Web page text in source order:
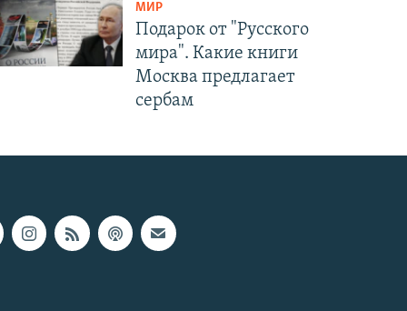
МИР
Подарок от "Русского
мира". Какие книги
Москва предлагает
сербам